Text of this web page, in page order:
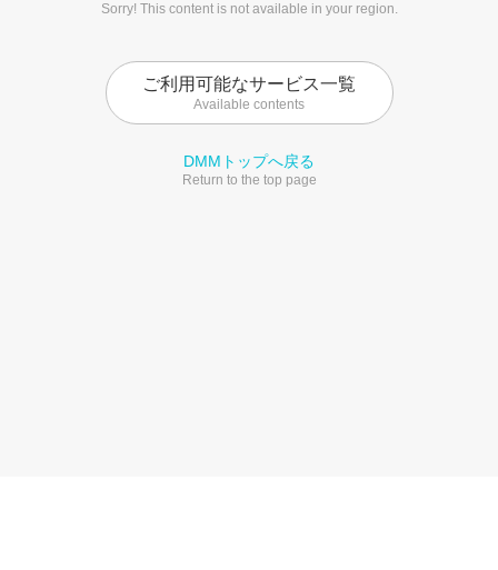
Sorry! This content is not available in your region.
ご利用可能なサービス一覧
Available contents
DMMトップへ戻る
Return to the top page